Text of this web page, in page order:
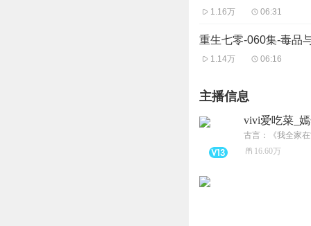
1.16万 06:31
重生七零-060集-毒品
1.14万 06:16
主播信息
vivi爱吃菜_
16.60万